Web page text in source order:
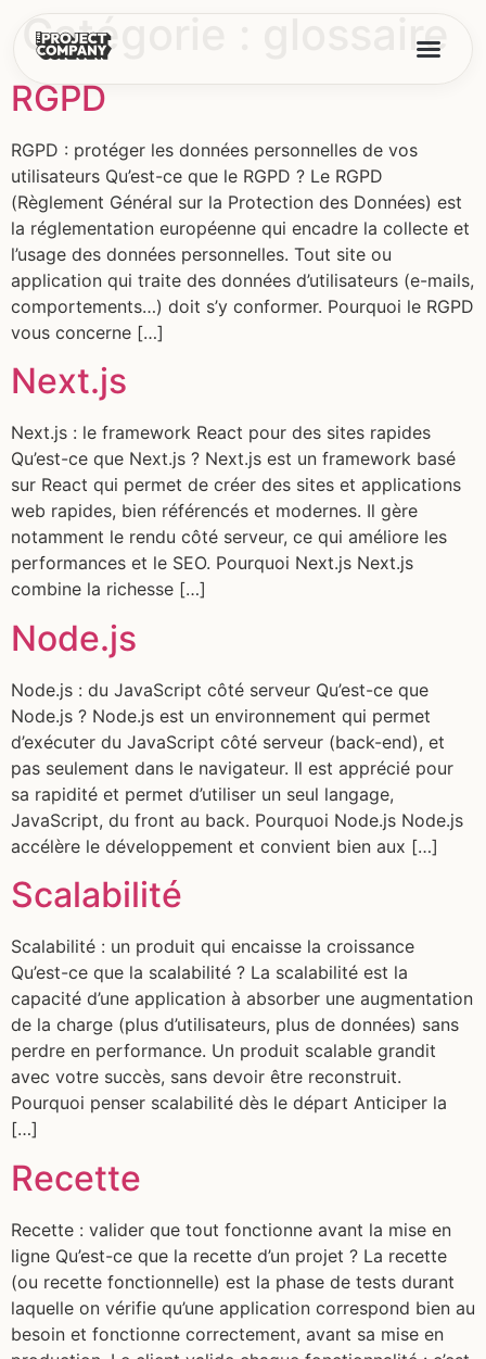
Catégorie : glossaire
RGPD
RGPD : protéger les données personnelles de vos
utilisateurs Qu’est-ce que le RGPD ? Le RGPD
(Règlement Général sur la Protection des Données) est
la réglementation européenne qui encadre la collecte et
l’usage des données personnelles. Tout site ou
application qui traite des données d’utilisateurs (e-mails,
comportements…) doit s’y conformer. Pourquoi le RGPD
vous concerne […]
Next.js
Next.js : le framework React pour des sites rapides
Qu’est-ce que Next.js ? Next.js est un framework basé
sur React qui permet de créer des sites et applications
web rapides, bien référencés et modernes. Il gère
notamment le rendu côté serveur, ce qui améliore les
performances et le SEO. Pourquoi Next.js Next.js
combine la richesse […]
Node.js
Node.js : du JavaScript côté serveur Qu’est-ce que
Node.js ? Node.js est un environnement qui permet
d’exécuter du JavaScript côté serveur (back-end), et
pas seulement dans le navigateur. Il est apprécié pour
sa rapidité et permet d’utiliser un seul langage,
JavaScript, du front au back. Pourquoi Node.js Node.js
accélère le développement et convient bien aux […]
Scalabilité
Scalabilité : un produit qui encaisse la croissance
Qu’est-ce que la scalabilité ? La scalabilité est la
capacité d’une application à absorber une augmentation
de la charge (plus d’utilisateurs, plus de données) sans
perdre en performance. Un produit scalable grandit
avec votre succès, sans devoir être reconstruit.
Pourquoi penser scalabilité dès le départ Anticiper la
[…]
Recette
Recette : valider que tout fonctionne avant la mise en
ligne Qu’est-ce que la recette d’un projet ? La recette
(ou recette fonctionnelle) est la phase de tests durant
laquelle on vérifie qu’une application correspond bien au
besoin et fonctionne correctement, avant sa mise en